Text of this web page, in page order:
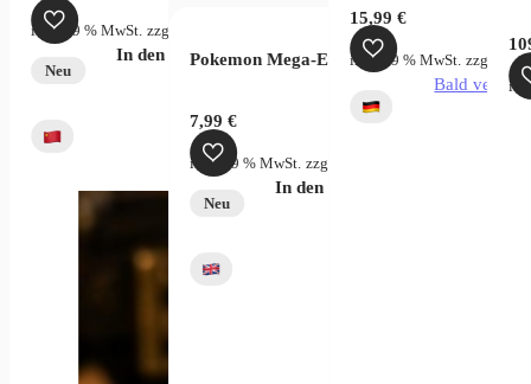
inkl. 19 % MwSt. zzgl.
In den Warenkorb
Neu
Pokemon Mega-Evolution Pitch Black
7,99€
inkl. 19 % MwSt. zzgl.
In den Warenkorb
Neu
15,99 €
inkl. 19 % MwSt. zzgl.
Bald